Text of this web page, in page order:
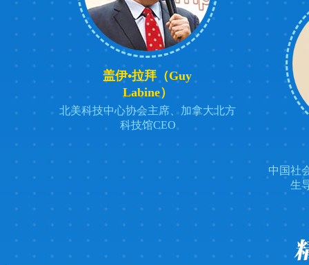
盖伊•拉拜（Guy
Labine）
北美科技中心协会主席、加拿大北方
科技馆CEO
中国社
生